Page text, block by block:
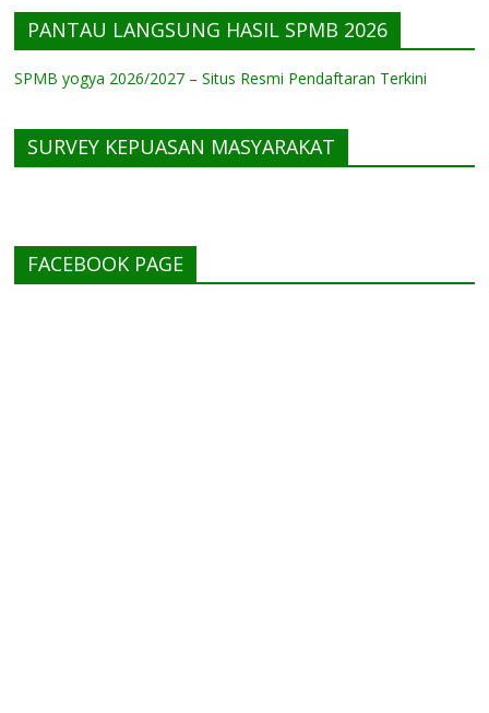
PANTAU LANGSUNG HASIL SPMB 2026
SPMB yogya 2026/2027 – Situs Resmi Pendaftaran Terkini
SURVEY KEPUASAN MASYARAKAT
FACEBOOK PAGE